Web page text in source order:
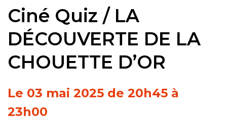
Ciné Quiz / LA
DÉCOUVERTE DE LA
CHOUETTE D’OR
Le 03 mai 2025 de 20h45 à
23h00